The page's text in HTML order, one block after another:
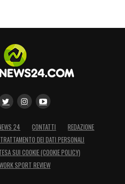
24 CONTATTI
REDAZIONE
DEI DATI PERSONALI
SUI COOKIE (COOKIE POLICY)
SPORT REVIEW